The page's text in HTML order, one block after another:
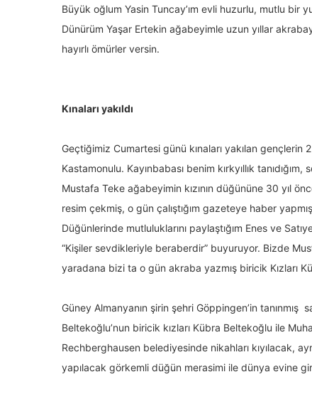
Büyük oğlum Yasin Tuncay’ım evli huzurlu, mutlu bir
Dünürüm Yaşar Ertekin ağabeyimle uzun yıllar
hayırlı ömürler versin.
Kınaları yakıldı
Geçtiğimiz Cumartesi günü kınaları yakılan
Kastamonulu. Kayınbabası benim kırkyıllık
Mustafa Teke ağabeyimin kızının düğününe 30 yıl
resim çekmiş, o gün çalıştığım gazeteye haber
Düğünlerinde mutluluklarını paylaştığım Enes ve
“Kişiler sevdikleriyle beraberdir” buyuruyor. Bizde
yaradana bizi ta o gün akraba yazmış biricik Kızları
Güney Almanyanın şirin şehri Göppingen’in
Beltekoğlu’nun biricik kızları Kübra Beltekoğlu ile
Rechberghausen belediyesinde nikahları kıyılacak,
yapılacak görkemli düğün merasimi ile dünya evine